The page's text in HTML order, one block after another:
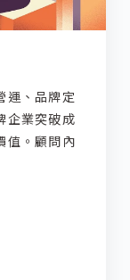
運、品牌定
企業突破成
值。顧問內